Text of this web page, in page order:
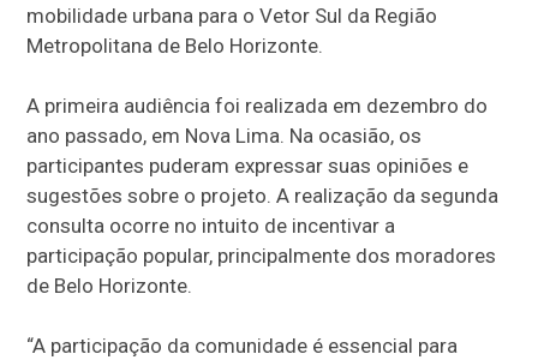
mobilidade urbana para o Vetor Sul da Região
Metropolitana de Belo Horizonte.
A primeira audiência foi realizada em dezembro do
ano passado, em Nova Lima. Na ocasião, os
participantes puderam expressar suas opiniões e
sugestões sobre o projeto. A realização da segunda
consulta ocorre no intuito de incentivar a
participação popular, principalmente dos moradores
de Belo Horizonte.
“A participação da comunidade é essencial para